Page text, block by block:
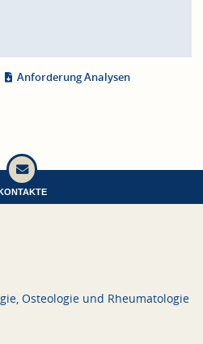
Anforderung Analysen
Osteologie und Rheumatologie